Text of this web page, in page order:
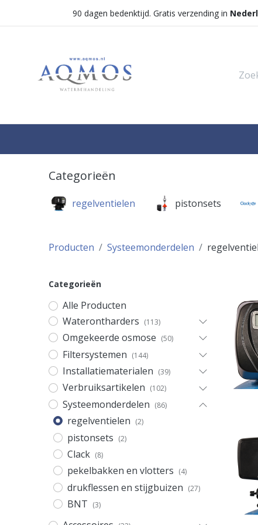
90 dagen bedenktijd. Gratis verzending in
Categorieën
regelventielen pistonsets
Producten Systeemonderdelen
Categorieën
Alle Producten
Waterontharders (113)
Omgekeerde osmose (50)
Filtersystemen (144)
Installatiematerialen (39)
Verbruiksartikelen (102)
Systeemonderdelen (86)
regelventielen (2)
pistonsets (2)
Clack (8)
pekelbakken en vlotters (4)
drukflessen en stijgbuizen (27)
BNT (3)